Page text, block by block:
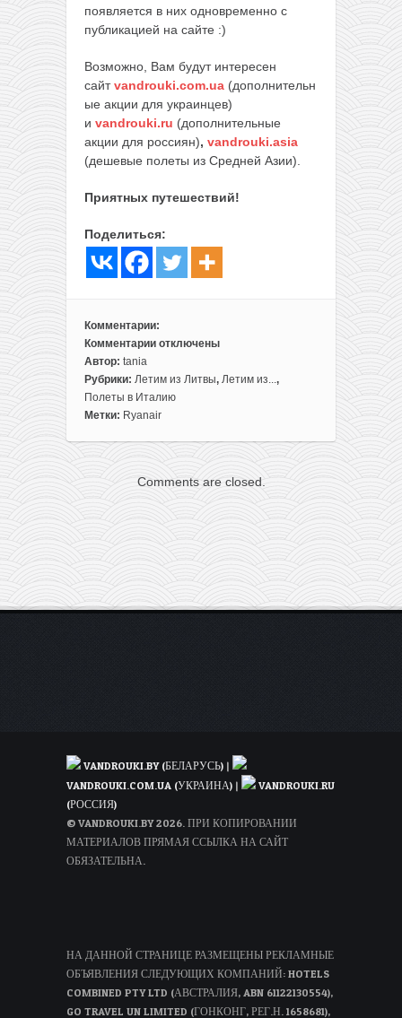
появляется в них одновременно с
публикацией на сайте :)
Возможно, Вам будут интересен
сайтvandrouki.com.ua (дополнительн
ые акции для украинцев)
и vandrouki.ru (дополнительные
акции для россиян), vandrouki.asia
(дешевые полеты из Средней Азии).
Приятных путешествий!
Поделиться:
Комментарии:
Комментарии
к
записи
Полеты
из
дешевле:
всего
14,99€
в
одну
сторону
(несколько
отключены
Автор: tania
Рубрики: Летим из Литвы, Летим из... ,
Полеты в Италию
Метки: Ryanair
Comments are closed.
VANDROUKI.BY (БЕЛАРУСЬ) |
VANDROUKI.COM.UA (УКРАИНА) |
VANDROUKI.RU
(РОССИЯ)
© VANDROUKI.BY 2026. ПРИ КОПИРОВАНИИ
МАТЕРИАЛОВ ПРЯМАЯ ССЫЛКА НА САЙТ
ОБЯЗАТЕЛЬНА.
НА ДАННОЙ СТРАНИЦЕ РАЗМЕЩЕНЫ РЕКЛАМНЫЕ
ОБЪЯВЛЕНИЯ СЛЕДУЮЩИХ КОМПАНИЙ: HOTELS
COMBINED PTY LTD (АВСТРАЛИЯ, ABN 61122130554),
GO TRAVEL UN LIMITED (ГОНКОНГ, РЕГ.Н. 1658681),